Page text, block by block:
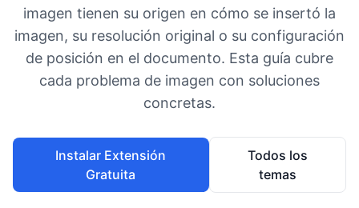
imagen tienen su origen en cómo se insertó la
imagen, su resolución original o su configuración
de posición en el documento. Esta guía cubre
cada problema de imagen con soluciones
concretas.
Instalar Extensión
Gratuita
Todos los
temas